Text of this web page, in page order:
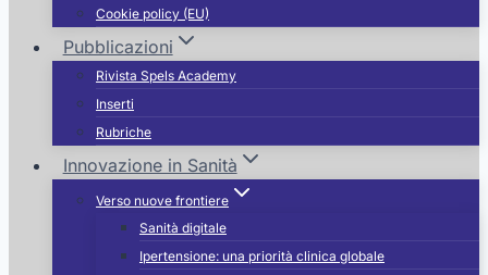
Cookie policy (EU)
Pubblicazioni
Rivista Spels Academy
Inserti
Rubriche
Innovazione in Sanità
Verso nuove frontiere
Sanità digitale
Ipertensione: una priorità clinica globale